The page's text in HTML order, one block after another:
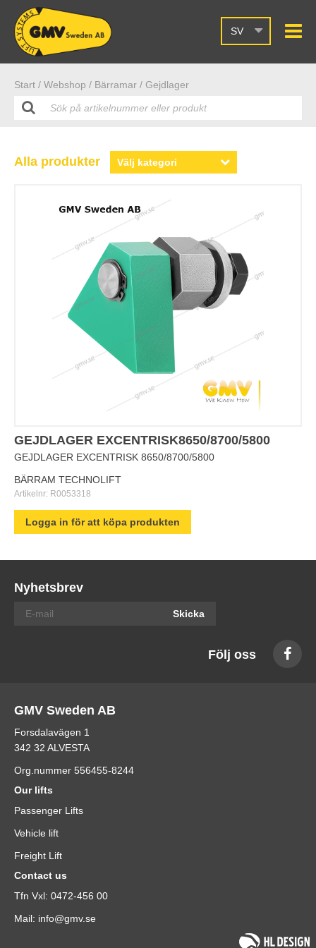
SV
Start / Webshop / Bärramar / Gejdlager
Alla produkter
GEJDLAGER EXCENTRISK8650/8700/5800
GEJDLAGER EXCENTRISK 8650/8700/5800
BÄRRAM TECHNOLIFT
Artikelnr: R0053318
Logga in för att köpa produkten
Nyhetsbrev
Skicka
Följ oss
GMV Sweden AB
Forsdalavägen 1
342 32 ALVESTA
Org.nummer 556455-8244
Our lifts
Passenger Lifts
Vehicle lift
Freight Lift
Contact us
Tfn Vxl: 0472-456 00
Mail: info@gmv.se